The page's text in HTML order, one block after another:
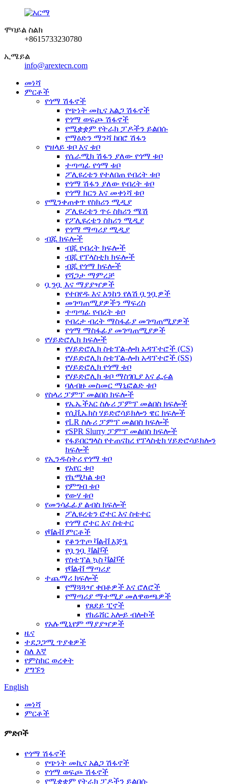
ሞባይል ስልክ
+8615733230780
ኢሜይል
info@arextecn.com
መነሻ
ምርቶች
የጎማ ሽፋኖች
የጭነት መኪና አልጋ ሽፋኖች
የጎማ ወፍጮ ሽፋኖች
የሚቋቋም የትራክ ፓዶችን ይልበሱ
የማዕድን ማንሻ ከበሮ ሽፋን
የዝላይ ቱቦ እና ቱቦ
የሴራሚክ ሽፋን ያለው የጎማ ቱቦ
ተጣጣፊ የጎማ ቱቦ
ፖሊዩረቴን የተለበጠ የብረት ቱቦ
የጎማ ሽፋን ያለው የብረት ቱቦ
የጎማ ክርን እና መቀነሻ ቱቦ
የሚንቀጠቀጥ የስክሪን ሚዲያ
ፖሊዩረቴን ጥሩ ስክሪን ሜሽ
የፖሊዩረቴን ስክሪን ሚዲያ
የጎማ ማጣሪያ ሚዲያ
ብጁ ክፍሎች
ብጁ የብረት ክፍሎች
ብጁ የፕላስቲክ ክፍሎች
ብጁ የጎማ ክፍሎች
የሻጋታ ማምረቻ
ቧንቧ እና ማያያዣዎች
የተበየዱ እና እንከን የለሽ ቧንቧዎች
መገጣጠሚያዎችን ማፍረስ
ተጣጣፊ የብረት ቱቦ
የብረታ ብረት ማስፋፊያ መገጣጠሚያዎች
የጎማ ማስፋፊያ መገጣጠሚያዎች
የሃይድሮሊክ ክፍሎች
የሃይድሮሊክ ስቴፕል-ሎክ አዳፕተሮች (CS)
የሃይድሮሊክ ስቴፕል-ሎክ አዳፕተሮች (SS)
የሃይድሮሊክ የጎማ ቱቦ
የሃይድሮሊክ ቱቦ ማስገቢያ እና ፌሩል
ባለብዙ መስመር ማኒፎልድ ቱቦ
የስላሪ ፓምፕ መልበስ ክፍሎች
የኤኤችአር ስሉሪ ፓምፕ መልበስ ክፍሎች
የሲቪኤክስ ሃይድሮሳይክሎን ዌር ክፍሎች
የLR ስሉሪ ፓምፕ መልበስ ክፍሎች
የSPR Slurry ፓምፕ መልበስ ክፍሎች
የፋይበርግላስ የተጠናከረ የፕላስቲክ ሃይድሮሳይክሎን
ክፍሎች
የኢንዱስትሪ የጎማ ቱቦ
የአየር ቱቦ
የኬሚካል ቱቦ
የምግብ ቱቦ
የውሃ ቱቦ
የመንሳፈፊያ ልብስ ክፍሎች
ፖሊዩረቴን ሮተር እና ስቴተር
የጎማ ሮተር እና ስቴተር
የቫልቭ ምርቶች
የቆንጥጦ ቫልቭ እጅጌ
የቧንቧ ቫልቮች
የስቴፕል ኳስ ቫልቮች
የቫልቭ ማጣሪያ
ተጨማሪ ክፍሎች
የማጓጓዣ ቀበቶዎች እና ሮለሮች
የማጣሪያ ማተሚያ መለዋወጫዎች
የጸደይ ፒኖች
የክሬሸር አሎይ ብሎኮች
የአሉሚኒየም ማያያዣዎች
ዜና
ተደጋጋሚ ጥያቄዎች
ስለ እኛ
የምስክር ወረቀት
ያግኙን
English
መነሻ
ምርቶች
ምድቦች
የጎማ ሽፋኖች
የጭነት መኪና አልጋ ሽፋኖች
የጎማ ወፍጮ ሽፋኖች
የሚቋቋም የትራክ ፓዶችን ይልበሱ